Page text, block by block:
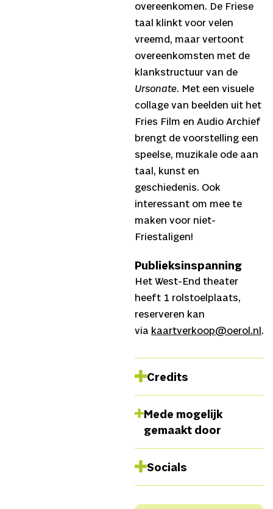
overeenkomen. De Friese
taal klinkt voor velen
vreemd, maar vertoont
overeenkomsten met de
klankstructuur van de
Ursonate. Met een visuele
collage van beelden uit het
Fries Film en Audio Archief
brengt de voorstelling een
speelse, muzikale ode aan
taal, kunst en
geschiedenis. Ook
interessant om mee te
maken voor niet-
Friestaligen!
Publieksinspanning
Het West-End theater
heeft 1 rolstoelplaats,
reserveren kan
via kaartverkoop@oerol.nl.
Credits
Ursonate van Kurt
Schwitters,Concept,
de Boer,Montage en
editingArnold Nouta en
Erik de Boer,Dramaturgie
Mede mogelijk
gemaakt door
Met dank aan
Socials